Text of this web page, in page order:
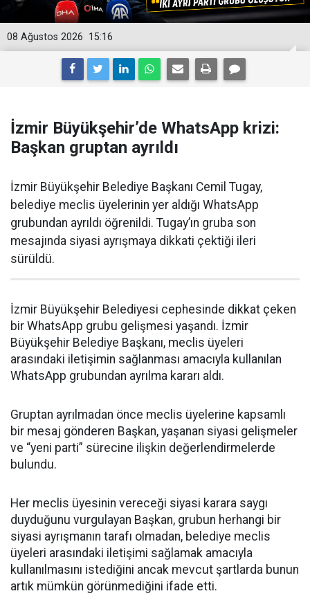
15:16
08 Ağustos 2026
İzmir Büyükşehir’de WhatsApp krizi:
Başkan gruptan ayrıldı
İzmir Büyükşehir Belediye Başkanı Cemil Tugay,
belediye meclis üyelerinin yer aldığı WhatsApp
grubundan ayrıldı öğrenildi. Tugay’ın gruba son
mesajında siyasi ayrışmaya dikkati çektiği ileri
sürüldü.
İzmir Büyükşehir Belediyesi cephesinde dikkat çeken
bir WhatsApp grubu gelişmesi yaşandı. İzmir
Büyükşehir Belediye Başkanı, meclis üyeleri
arasındaki iletişimin sağlanması amacıyla kullanılan
WhatsApp grubundan ayrılma kararı aldı.
Gruptan ayrılmadan önce meclis üyelerine kapsamlı
bir mesaj gönderen Başkan, yaşanan siyasi gelişmeler
ve “yeni parti” sürecine ilişkin değerlendirmelerde
bulundu.
Her meclis üyesinin vereceği siyasi karara saygı
duyduğunu vurgulayan Başkan, grubun herhangi bir
siyasi ayrışmanın tarafı olmadan, belediye meclis
üyeleri arasındaki iletişimi sağlamak amacıyla
kullanılmasını istediğini ancak mevcut şartlarda bunun
artık mümkün görünmediğini ifade etti.